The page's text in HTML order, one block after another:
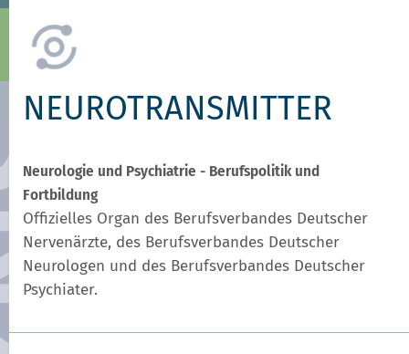
NEUROTRANSMITTER
Neurologie und Psychiatrie - Berufspolitik und
Fortbildung
Offizielles Organ des Berufsverbandes Deutscher
Nervenärzte, des Berufsverbandes Deutscher
Neurologen und des Berufsverbandes Deutscher
Psychiater.